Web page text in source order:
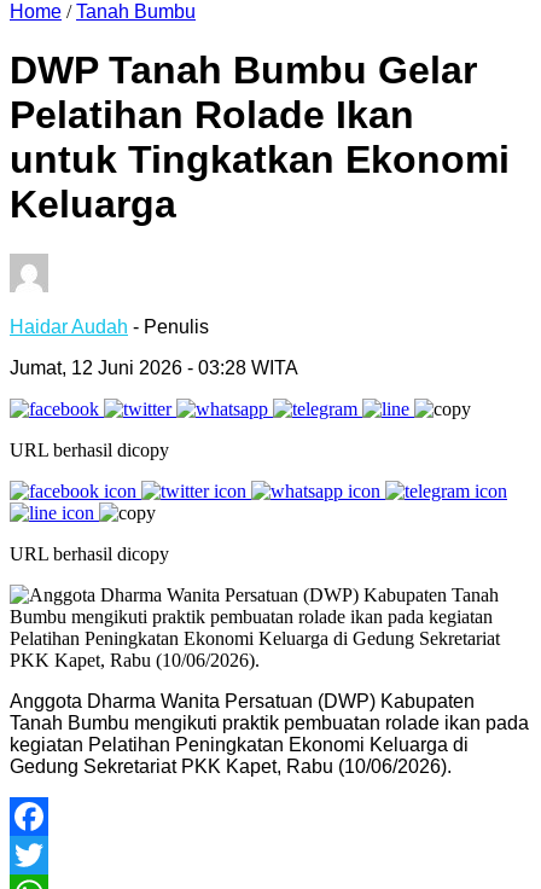
Home /Tanah Bumbu
DWP Tanah Bumbu Gelar
Pelatihan Rolade Ikan
untuk Tingkatkan Ekonomi
Keluarga
Haidar Audah - Penulis
Jumat, 12 Juni 2026 - 03:28 WITA
URL berhasil dicopy
URL berhasil dicopy
Anggota Dharma Wanita Persatuan (DWP) Kabupaten
Tanah Bumbu mengikuti praktik pembuatan rolade ikan pada
kegiatan Pelatihan Peningkatan Ekonomi Keluarga di
Gedung Sekretariat PKK Kapet, Rabu (10/06/2026).
Facebook